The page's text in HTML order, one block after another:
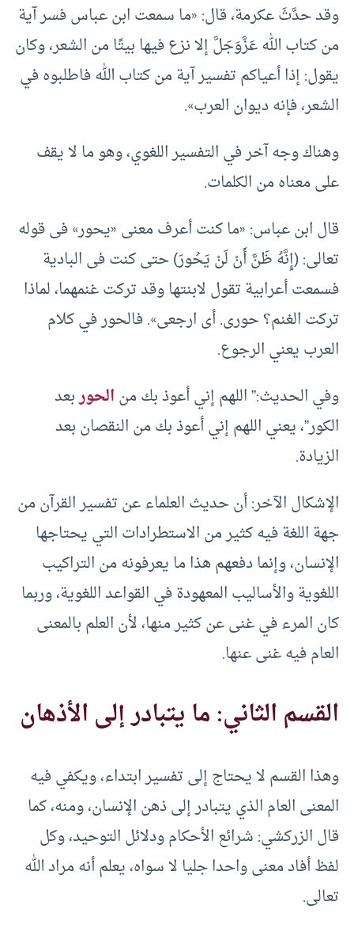
وقد حدَّثَ عكرمة، قال: «ما سمعت ابن عباس فسر آية
من كتاب الله عَزَّوَجَلَّ إلا نزع فيها بيتًا من الشعر، وكان
يقول: إذا أعياكم تفسير آية من كتاب الله فاطلبوه في
الشعر، فإنه ديوان العرب».
وهناك وجه آخر في التفسير اللغوي، وهو ما لا يقف
على معناه من الكلمات.
قال ابن عباس: «ما كنت أعرف معنى «يحور» فى قوله
تعالى: (إِنَّهُ ظَنَّ أَنْ لَنْ يَحُورَ) حتى كنت فى البادية
فسمعت أعرابية تقول لابنتها وقد تركت غنمهما، لماذا
تركت الغنم؟ حورى. أى ارجعى». فالحور في كلام
العرب يعني الرجوع.
وفي الحديث:” اللهم إني أعوذ بك منالحوربعد
الكور”، يعني اللهم إني أعوذ بك من النقصان بعد
الزيادة.
الإشكال الآخر: أن حديث العلماء عن تفسير القرآن من
جهة اللغة فيه كثير من الاستطرادات التي يحتاجها
الإنسان، وإنما دفعهم هذا ما يعرفونه من التراكيب
اللغوية والأساليب المعهودة في القواعد اللغوية، وربما
كان المرء في غنى عن كثير منها، لأن العلم بالمعنى
العام فيه غنى عنها.
القسم الثاني: ما يتبادر إلى الأذهان
وهذا القسم لا يحتاج إلى تفسير ابتداء، ويكفي فيه
المعنى العام الذي يتبادر إلى ذهن الإنسان، ومنه، كما
قال الزركشي: شرائع الأحكام ودلائل التوحيد، وكل
لفظ أفاد معنى واحدا جليا لا سواه، يعلم أنه مراد الله
تعالى.